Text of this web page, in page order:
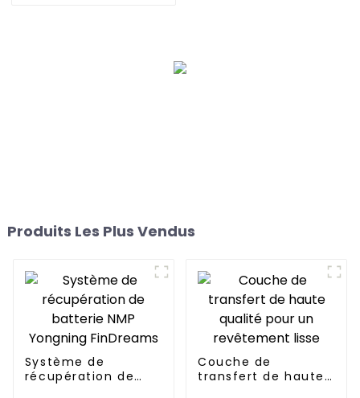
Produits Les Plus Vendus
Système de
récupération de
Couche de
transfert de haute